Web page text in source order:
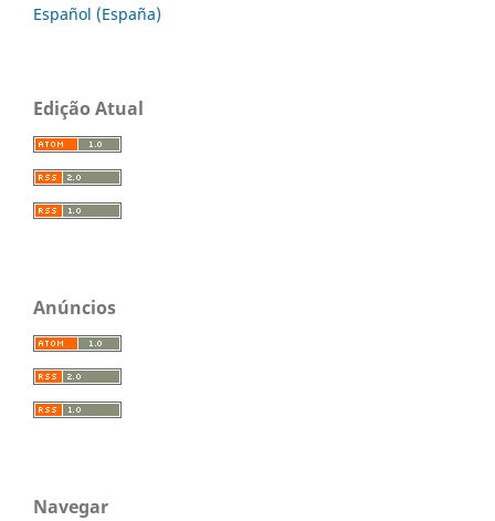
Español (España)
Edição Atual
Anúncios
Navegar